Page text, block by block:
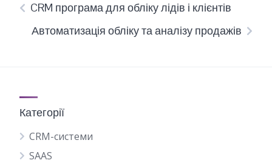
CRM програма для обліку лідів і клієнтів
Автоматизація обліку та аналізу продажів
Категорії
CRM-системи
SAAS